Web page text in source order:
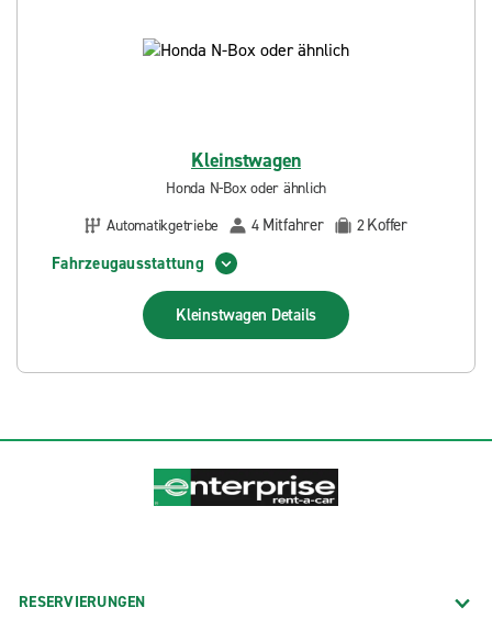
Kleinstwagen
Honda N-Box oder ähnlich
Automatikgetriebe
4 Mitfahrer 2Koffer
Fahrzeugausstattung
Kleinstwagen Details
RESERVIERUNGEN